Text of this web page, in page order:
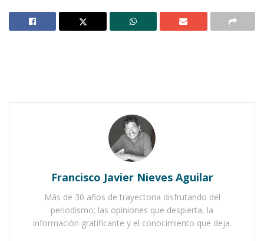
“NAYARITAS DEL MURO DE HONOR, IMAGINERÍA
viernes a esta ciudad la exposición itinerante,
“Nayaritas del Muro de Honor, Imaginería del
Notas Relacionadas
Ahuacatlán celebrá el día de Reyes con rosca y
Francisco Javier Nieves Aguilar
Más de 30 años de trayectoria disfrutando del
periodismo; las opiniones que despierta, la
información gratificante y el conocimiento que deja.